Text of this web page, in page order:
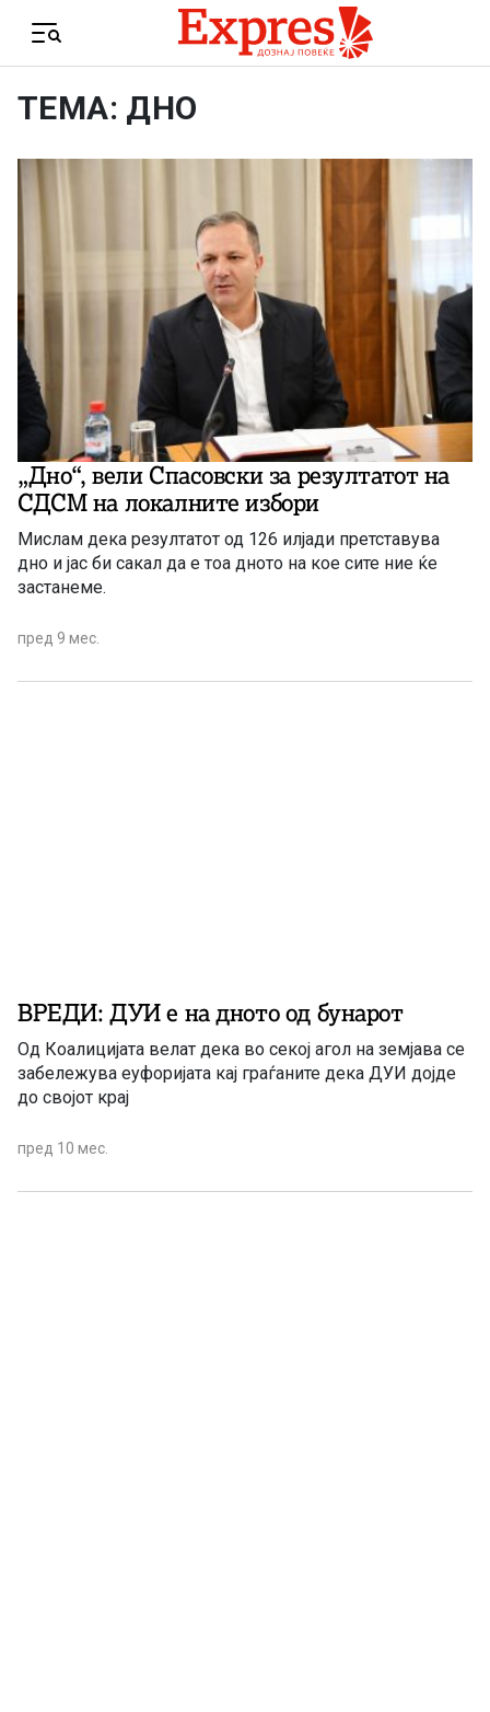
Menu
ТЕМА: ДНО
„Дно“, вели Спасовски за резултатот на
СДСМ на локалните избори
Мислам дека резултатот од 126 илјади претставува
дно и јас би сакал да е тоа дното на кое сите ние ќе
застанеме.
пред 9 мес.
ВРЕДИ: ДУИ е на дното од бунарот
Од Коалицијата велат дека во секој агол на земјава се
забележува еуфоријата кај граѓаните дека ДУИ дојде
до својот крај
пред 10 мес.